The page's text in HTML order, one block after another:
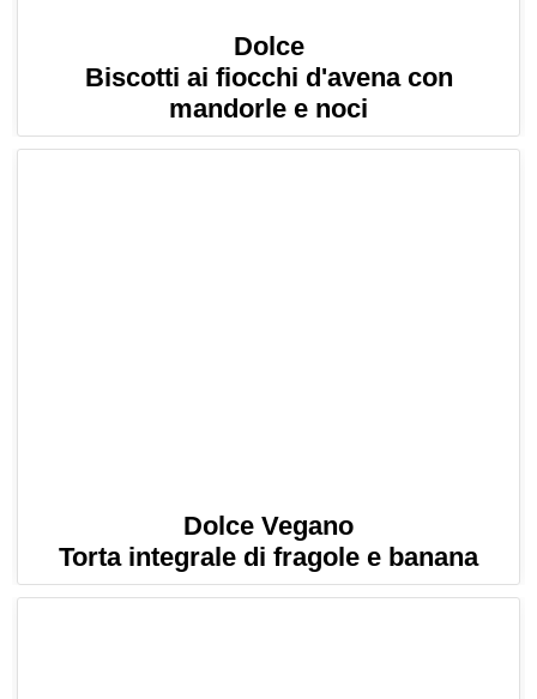
Dolce
Biscotti ai fiocchi d'avena con
mandorle e noci
Dolce Vegano
Torta integrale di fragole e banana